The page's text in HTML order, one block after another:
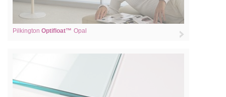
Pilkington Optifloat™ Opal